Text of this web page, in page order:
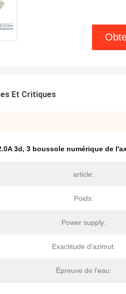
Et Critiques
3d, 3 boussole numérique de
article:
Poids:
Power supply:
Exactitude d'azimut:
Épreuve de l'eau: